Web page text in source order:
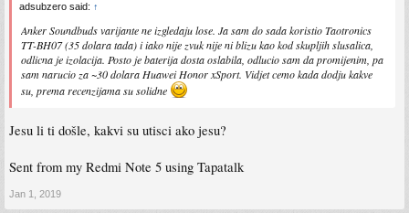
adsubzero said: ↑
Anker Soundbuds varijante ne izgledaju lose. Ja sam do sada koristio Taotronics
TT-BH07 (35 dolara tada) i iako nije zvuk nije ni blizu kao kod skupljih slusalica,
odlicna je izolacija. Posto je baterija dosta oslabila, odlucio sam da promijenim, pa
sam narucio za ~30 dolara Huawei Honor xSport. Vidjet cemo kada dodju kakve
su, prema recenzijama su solidne
Jesu li ti došle, kakvi su utisci ako jesu?
Sent from my Redmi Note 5 using Tapatalk
Jan 1, 2019